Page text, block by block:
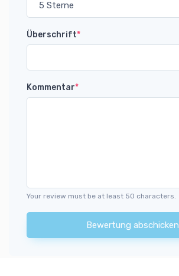
Überschrift*
Kommentar*
Your review must be at least 50 characters.
Bewertung abschicken